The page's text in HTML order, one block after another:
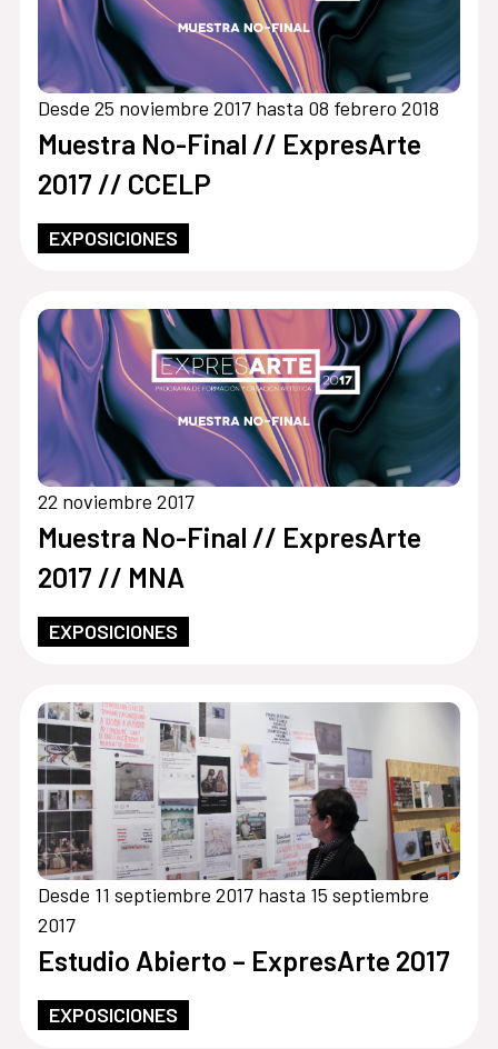
Desde 25 noviembre 2017 hasta 08 febrero 2018
Muestra No-Final // ExpresArte
2017 // CCELP
EXPOSICIONES
22 noviembre 2017
Muestra No-Final // ExpresArte
2017 // MNA
EXPOSICIONES
Desde 11 septiembre 2017 hasta 15 septiembre
2017
Estudio Abierto – ExpresArte 2017
EXPOSICIONES